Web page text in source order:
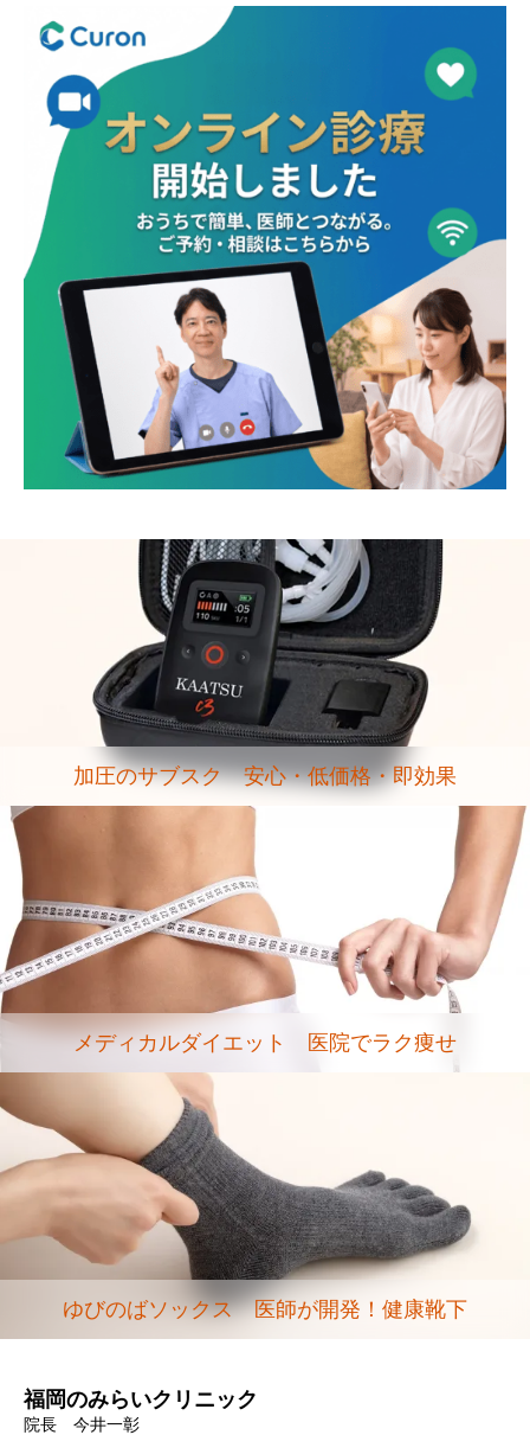
加圧のサブスク 安心・低価格・即効果
メディカルダイエット 医院でラク痩せ
ゆびのばソックス 医師が開発！健康靴下
福岡のみらいクリニック
院長 今井一彰